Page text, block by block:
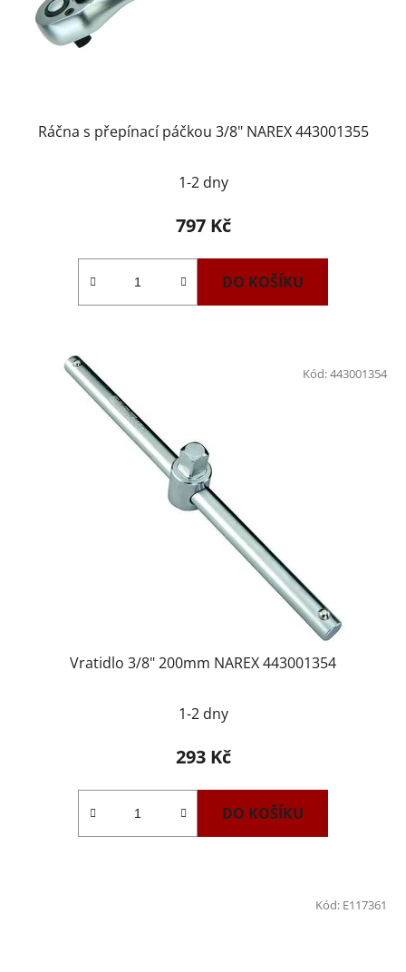
Ráčna s přepínací páčkou 3/8" NAREX 443001355
1-2 dny
797 Kč
DO KOŠÍKU
Vratidlo 3/8" 200mm NAREX 443001354
1-2 dny
293 Kč
DO KOŠÍKU
Kód:443001354
Kód: E117361